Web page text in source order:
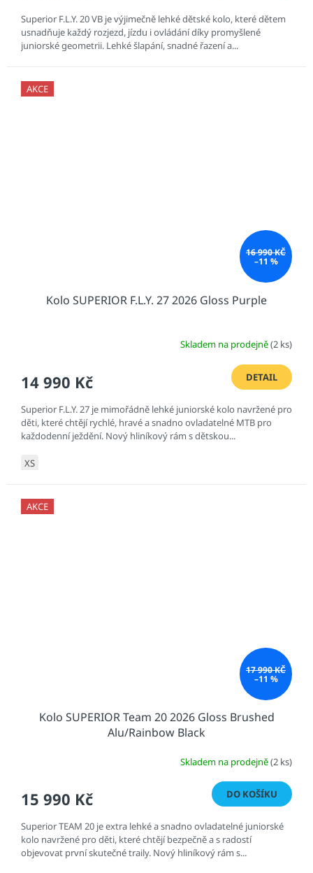
Superior F.L.Y. 20 VB je výjimečně lehké dětské kolo, které dětem
usnadňuje každý rozjezd, jízdu i ovládání díky promyšlené
juniorské geometrii. Lehké šlapání, snadné řazení a...
AKCE
16 990 KČ
–11 %
Kolo SUPERIOR F.L.Y. 27 2026 Gloss Purple
Skladem na prodejně(2 ks)
14 990 Kč DETAIL
Superior F.L.Y. 27 je mimořádně lehké juniorské kolo navržené pro
děti, které chtějí rychlé, hravé a snadno ovladatelné MTB pro
každodenní ježdění. Nový hliníkový rám s dětskou...
XS
AKCE
17 990 KČ
–11 %
Kolo SUPERIOR Team 20 2026 Gloss Brushed
Alu/Rainbow Black
Skladem na prodejně(2 ks)
15 990 Kč DO KOŠÍKU
Superior TEAM 20 je extra lehké a snadno ovladatelné juniorské
kolo navržené pro děti, které chtějí bezpečně a s radostí
objevovat první skutečné traily. Nový hliníkový rám s...